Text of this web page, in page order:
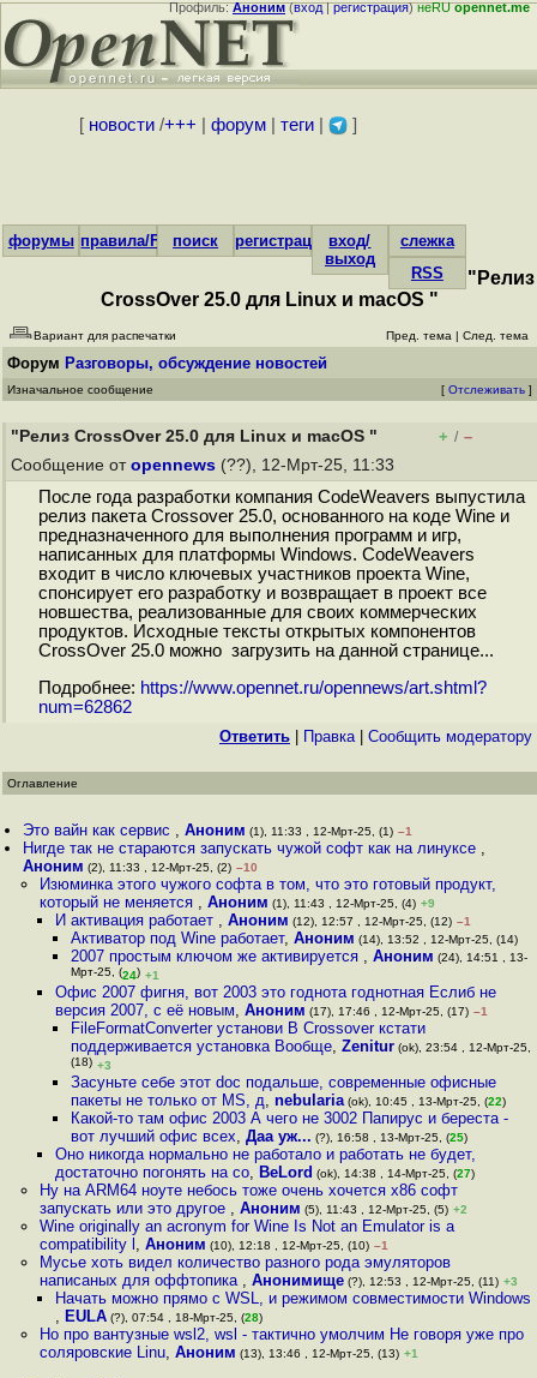
Профиль:Аноним(вход|регистрация)неRUopennet.me
[ новости/+++ форум| теги| ]
форумы правила/FAQпоиск регистрациявход/
выход
слежка
RSS
"Релиз
CrossOver 25.0 для Linux и macOS "
Вариант для распечатки Пред. тема | След. тема
Форум Разговоры, обсуждение новостей
Изначальное сообщение [ Отслеживать ]
"Релиз CrossOver 25.0 для Linux и macOS " + / –
Сообщение от opennews (??), 12-Мрт-25, 11:33
После года разработки компания CodeWeavers выпустила
релиз пакета Crossover 25.0, основанного на коде Wine и
предназначенного для выполнения программ и игр,
написанных для платформы Windows. CodeWeavers
входит в число ключевых участников проекта Wine,
спонсирует его разработку и возвращает в проект все
новшества, реализованные для своих коммерческих
продуктов. Исходные тексты открытых компонентов
CrossOver 25.0 можно загрузить на данной странице...
Подробнее: https://www.opennet.ru/opennews/art.shtml?
num=62862
Ответить Правка| Cообщить модератору
Оглавление
Это вайн как сервис ,Аноним (1), 11:33 , 12-Мрт-25, (1) –1
Нигде так не стараются запускать чужой софт как на линуксе ,
Аноним (2), 11:33 , 12-Мрт-25, (2) –10
Изюминка этого чужого софта в том, что это готовый продукт,
который не меняется , Аноним (1), 11:43 , 12-Мрт-25, (4) +9
И активация работает , Аноним (12), 12:57 , 12-Мрт-25, (12) –1
Активатор под Wine работает,Аноним (14), 13:52 , 12-Мрт-25, (14)
2007 простым ключом же активируется ,Аноним (24), 14:51 , 13-
Мрт-25, (24) +1
Офис 2007 фигня, вот 2003 это годнота годнотная Еслиб не
версия 2007, с её новым, Аноним (17), 17:46 , 12-Мрт-25, (17) –1
FileFormatConverter установи В Crossover кстати
поддерживается установка Вообще,Zenitur (ok), 23:54 , 12-Мрт-25,
(18) +3
Засуньте себе этот doc подальше, современные офисные
пакеты не только от MS, д,nebularia (ok), 10:45 , 13-Мрт-25, (22)
Какой-то там офис 2003 А чего не 3002 Папирус и береста -
вот лучший офис всех,Даа уж... (?), 16:58 , 13-Мрт-25, (25)
Оно никогда нормально не работало и работать не будет,
достаточно погонять на со, BeLord (ok), 14:38 , 14-Мрт-25, (27)
Ну на ARM64 ноуте небось тоже очень хочется x86 софт
запускать или это другое , Аноним (5), 11:43 , 12-Мрт-25, (5) +2
Wine originally an acronym for Wine Is Not an Emulator is a
compatibility l , Аноним (10), 12:18 , 12-Мрт-25, (10) –1
Мусье хоть видел количество разного рода эмуляторов
написаных для оффтопика , Анонимище(?), 12:53 , 12-Мрт-25, (11) +3
Начать можно прямо с WSL, и режимом совместимости Windows
, EULA(?), 07:54 , 18-Мрт-25, (28)
Но про вантузные wsl2, wsl - тактично умолчим Не говоря уже про
соляровские Linu, Аноним (13), 13:46 , 12-Мрт-25, (13) +1